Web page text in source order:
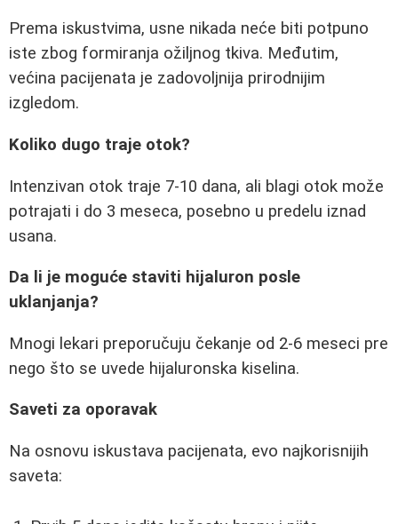
Prema iskustvima, usne nikada neće biti potpuno
iste zbog formiranja ožiljnog tkiva. Međutim,
većina pacijenata je zadovoljnija prirodnijim
izgledom.
Koliko dugo traje otok?
Intenzivan otok traje 7-10 dana, ali blagi otok može
potrajati i do 3 meseca, posebno u predelu iznad
usana.
Da li je moguće staviti hijaluron posle
uklanjanja?
Mnogi lekari preporučuju čekanje od 2-6 meseci pre
nego što se uvede hijaluronska kiselina.
Saveti za oporavak
Na osnovu iskustava pacijenata, evo najkorisnijih
saveta: